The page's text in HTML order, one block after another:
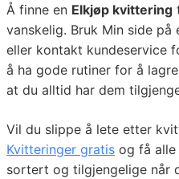
Å finne en Elkjøp kvittering
vanskelig. Bruk Min side
eller kontakt kundeservice
å ha gode rutiner for å
at du alltid har dem
Vil du slippe å lete etter
Kvitteringer gratis og få alle
sortert og tilgjengelige når